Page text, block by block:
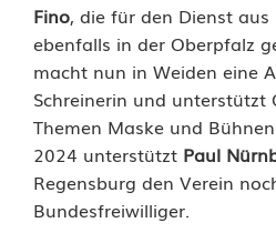
f
e
l
d
t
Fino, die für den Dienst
ebenfalls in der Oberpfalz
macht nun in Weiden eine
Schreinerin und unterstützt
Themen Maske und
2024 unterstützt Paul
Regensburg den Verein
Bundesfreiwilliger.